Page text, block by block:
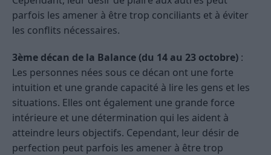
parfois les amener à être trop conciliants et à éviter
les conflits nécessaires.
3ème décan de la Balance (du 14 au 23 octobre) :
Les personnes nées sous ce décan ont une forte
intuition et une grande capacité à lire les gens et les
situations. Elles ont également une grande force
intérieure et une détermination qui les aident à
atteindre leurs objectifs. Cependant, leur désir de
perfection peut parfois les amener à être trop